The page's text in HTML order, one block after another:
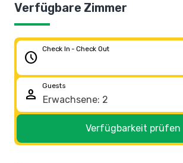
Verfügbare Zimmer
schedule
Check In - Check Out
person
Guests
Verfügbarkeit prüfen